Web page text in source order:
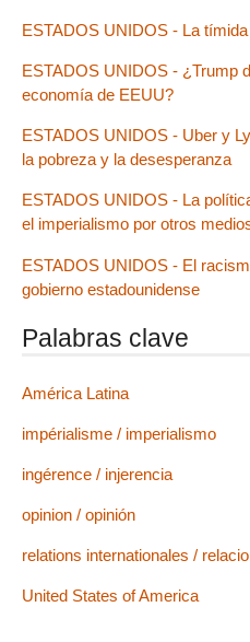
ESTADOS UNIDOS - La
ESTADOS UNIDOS - ¿Trump
economía de EEUU?
ESTADOS UNIDOS - Uber y
la pobreza y la desesperanza
ESTADOS UNIDOS - La
el imperialismo por otros
ESTADOS UNIDOS - El
gobierno estadounidense
Palabras clave
América Latina
impérialisme / imperialismo
ingérence / injerencia
opinion / opinión
relations internationales /
United States of America